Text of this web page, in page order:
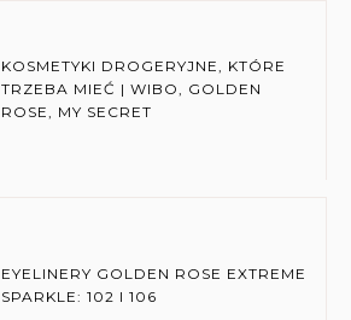
KOSMETYKI DROGERYJNE, KTÓRE
TRZEBA MIEĆ | WIBO, GOLDEN
ROSE, MY SECRET
EYELINERY GOLDEN ROSE EXTREME
SPARKLE: 102 I 106